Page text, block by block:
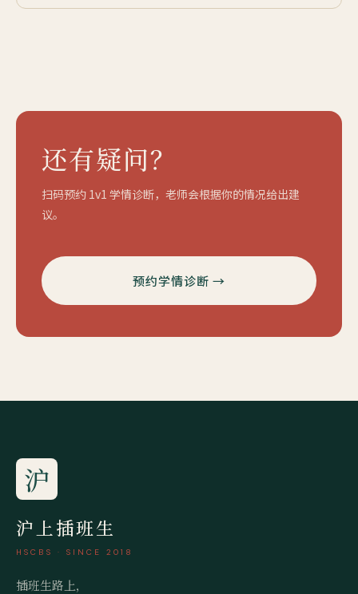
还有疑问？
扫码预约 1v1 学情诊断，老师会根据你的情况给出建
议。
预约学情诊断 →
沪
沪上插班生
HSCBS · SINCE 2018
插班生路上，